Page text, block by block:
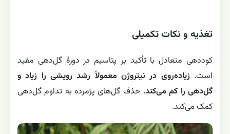
تغذیه و نکات تکمیلی
کوددهی متعادل با تأکید بر پتاسیم در دورهٔ گل‌دهی مفید
است.زیاده‌روی در نیتروژن معمولاً رشد رویشی را زیاد و
گل‌دهی را کم می‌کند. حذف گل‌های پژمرده به تداوم گل‌دهی
کمک می‌کند.